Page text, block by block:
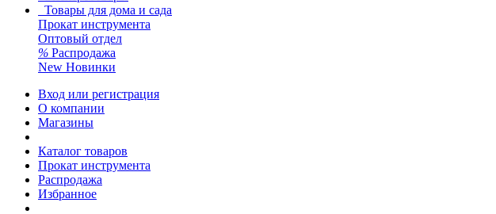
Товары для дома и сада
Прокат инструмента
Оптовый отдел
% Распродажа
New Новинки
Вход или регистрация
О компании
Магазины
Каталог товаров
Прокат инструмента
Распродажа
Избранное